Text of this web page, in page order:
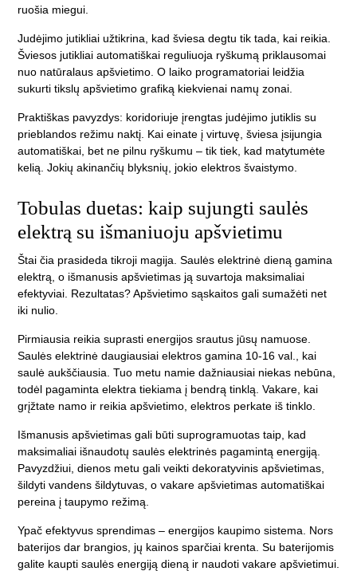
ruošia miegui.
Judėjimo jutikliai užtikrina, kad šviesa degtu tik tada, kai reikia.
Šviesos jutikliai automatiškai reguliuoja ryškumą priklausomai
nuo natūralaus apšvietimo. O laiko programatoriai leidžia
sukurti tikslų apšvietimo grafiką kiekvienai namų zonai.
Praktiškas pavyzdys: koridoriuje įrengtas judėjimo jutiklis su
prieblandos režimu naktį. Kai einate į virtuvę, šviesa įsijungia
automatiškai, bet ne pilnu ryškumu – tik tiek, kad matytumėte
kelią. Jokių akinančių blyksnių, jokio elektros švaistymo.
Tobulas duetas: kaip sujungti saulės
elektrą su išmaniuoju apšvietimu
Štai čia prasideda tikroji magija. Saulės elektrinė dieną gamina
elektrą, o išmanusis apšvietimas ją suvartoja maksimaliai
efektyviai. Rezultatas? Apšvietimo sąskaitos gali sumažėti net
iki nulio.
Pirmiausia reikia suprasti energijos srautus jūsų namuose.
Saulės elektrinė daugiausiai elektros gamina 10-16 val., kai
saulė aukščiausia. Tuo metu namie dažniausiai niekas nebūna,
todėl pagaminta elektra tiekiama į bendrą tinklą. Vakare, kai
grįžtate namo ir reikia apšvietimo, elektros perkate iš tinklo.
Išmanusis apšvietimas gali būti suprogramuotas taip, kad
maksimaliai išnaudotų saulės elektrinės pagamintą energiją.
Pavyzdžiui, dienos metu gali veikti dekoratyvinis apšvietimas,
šildyti vandens šildytuvas, o vakare apšvietimas automatiškai
pereina į taupymo režimą.
Ypač efektyvus sprendimas – energijos kaupimo sistema . Nors
baterijos dar brangios, jų kainos sparčiai krenta. Su baterijomis
galite kaupti saulės energiją dieną ir naudoti vakare apšvietimui.